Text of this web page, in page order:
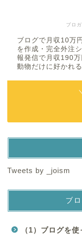
ブロ
ブログで月収10万
を作成・完全外注
報発信で月収190
動物だけに好かれる
Tweets by _joism
ブ
（1）ブログを